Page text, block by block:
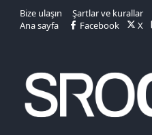
r
Bize ulaşın
Şartlar ve kurallar
Ana sayfa
Facebook X